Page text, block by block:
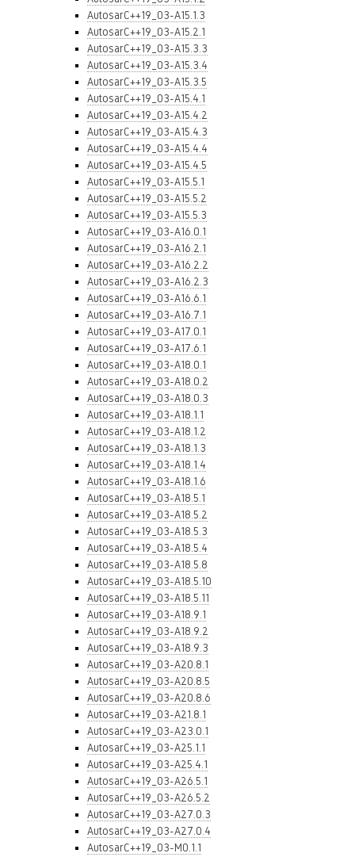
AutosarC++19_03-A15.1.3
AutosarC++19_03-A15.2.1
AutosarC++19_03-A15.3.3
AutosarC++19_03-A15.3.4
AutosarC++19_03-A15.3.5
AutosarC++19_03-A15.4.1
AutosarC++19_03-A15.4.2
AutosarC++19_03-A15.4.3
AutosarC++19_03-A15.4.4
AutosarC++19_03-A15.4.5
AutosarC++19_03-A15.5.1
AutosarC++19_03-A15.5.2
AutosarC++19_03-A15.5.3
AutosarC++19_03-A16.0.1
AutosarC++19_03-A16.2.1
AutosarC++19_03-A16.2.2
AutosarC++19_03-A16.2.3
AutosarC++19_03-A16.6.1
AutosarC++19_03-A16.7.1
AutosarC++19_03-A17.0.1
AutosarC++19_03-A17.6.1
AutosarC++19_03-A18.0.1
AutosarC++19_03-A18.0.2
AutosarC++19_03-A18.0.3
AutosarC++19_03-A18.1.1
AutosarC++19_03-A18.1.2
AutosarC++19_03-A18.1.3
AutosarC++19_03-A18.1.4
AutosarC++19_03-A18.1.6
AutosarC++19_03-A18.5.1
AutosarC++19_03-A18.5.2
AutosarC++19_03-A18.5.3
AutosarC++19_03-A18.5.4
AutosarC++19_03-A18.5.8
AutosarC++19_03-A18.5.10
AutosarC++19_03-A18.5.11
AutosarC++19_03-A18.9.1
AutosarC++19_03-A18.9.2
AutosarC++19_03-A18.9.3
AutosarC++19_03-A20.8.1
AutosarC++19_03-A20.8.5
AutosarC++19_03-A20.8.6
AutosarC++19_03-A21.8.1
AutosarC++19_03-A23.0.1
AutosarC++19_03-A25.1.1
AutosarC++19_03-A25.4.1
AutosarC++19_03-A26.5.1
AutosarC++19_03-A26.5.2
AutosarC++19_03-A27.0.3
AutosarC++19_03-A27.0.4
AutosarC++19_03-M0.1.1